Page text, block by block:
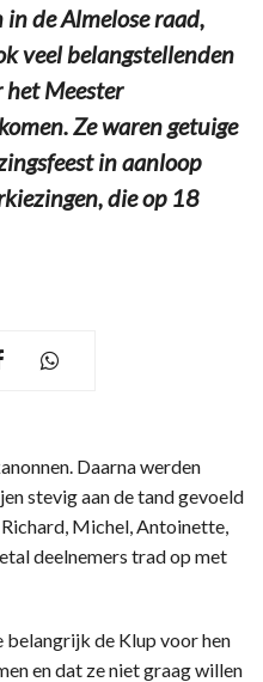
de Almelose raad,
veel belangstellenden
Meester
Ze waren getuige
in aanloop
die op 18
Daarna werden
stevig aan de tand gevoeld
Michel, Antoinette,
deelnemers trad op met
belangrijk de Klup voor hen
en dat ze niet graag willen